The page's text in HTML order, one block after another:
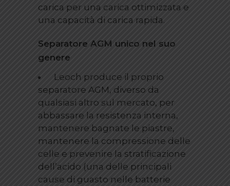
carica per una carica ottimizzata e
una capacità di carica rapida.
Separatore AGM unico nel suo
genere
Leoch produce il proprio
separatore AGM, diverso da
qualsiasi altro sul mercato, per
abbassare la resistenza interna,
mantenere bagnate le piastre,
mantenere la compressione delle
celle e prevenire la stratificazione
dell’acido (una delle principali
cause di guasto nelle batterie